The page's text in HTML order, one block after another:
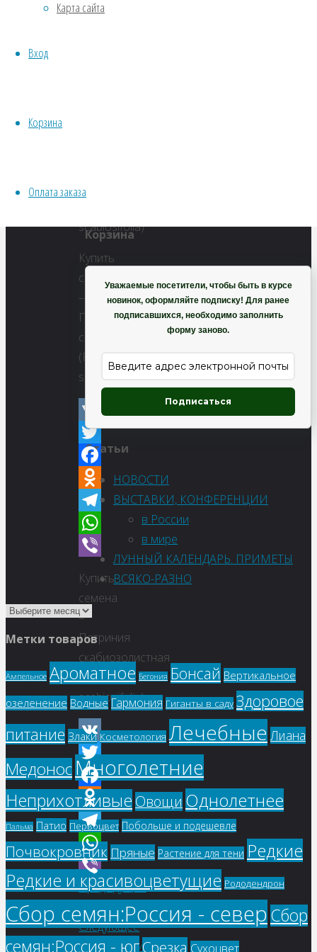
Карта сайта
Вход
Корзина
Оплата заказа
размер
Купить
семена
–
Патриния
скабиозолистная
(Patrinia
scabiosifolia)
VK
Twitter
Facebook
Odnoklassniki
Telegram
WhatsApp
Купить
семена
–
Патриния
скабиозолистная
(Patrinia
scabiosifolia)
VK
Twitter
Facebook
Odnoklassniki
Telegram
WhatsApp
Viber
Предыдущее
изображение
Следующее
изображение
Водные
Весь перечень семян магазина
Кашпо, горшки
Корзина
Уважаемые посетители, чтобы быть в курсе
новинок, оформляйте подписку! Для ранее
подписавшихся, необходимо заполнить
форму заново.
Подписаться
Статьи
НОВОСТИ
ВЫСТАВКИ, КОНФЕРЕНЦИИ
в России
в мире
ЛУННЫЙ КАЛЕНДАРЬ. ПРИМЕТЫ
ВСЯКО-РАЗНО
Метки товаров
Ампельное Ароматное Бегония Бонсай Вертикальное
озеленение Водные Гармония Гиганты в саду Здоровое
питание Злаки Косметология Лечебные Лиана
МедоносМноголетние
Неприхотливые Овощи Однолетнее
Пальма Патио Первоцвет Побольше и подешевле
Почвокровник Пряные Растение для тени Редкие
Редкие и красивоцветущие Рододендрон
Сбор семян:Россия - северСбор
семян:Россия - югСрезка Сухоцвет